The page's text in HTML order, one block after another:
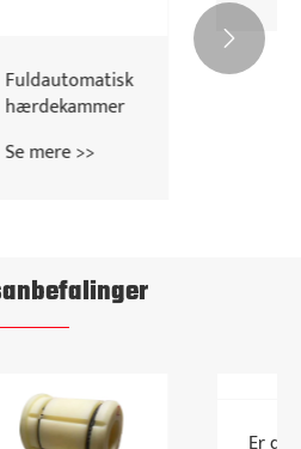
Hærdningskammer
med køling
Se mere >>
